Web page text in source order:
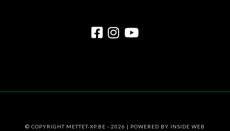
© COPYRIGHT METTET-XP.BE - 2026 | POWERED BY INSIDE WEB